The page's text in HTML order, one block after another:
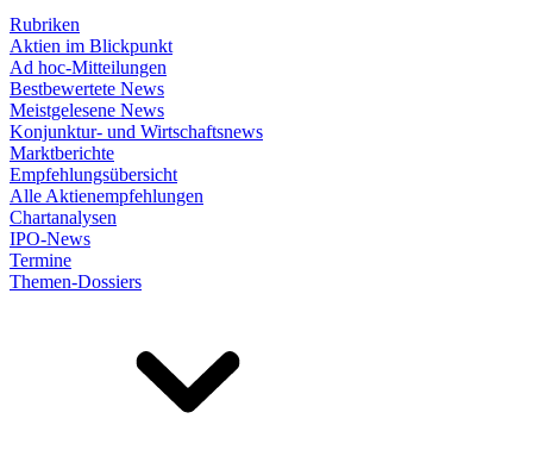
Rubriken
Aktien im Blickpunkt
Ad hoc-Mitteilungen
Bestbewertete News
Meistgelesene News
Konjunktur- und Wirtschaftsnews
Marktberichte
Empfehlungsübersicht
Alle Aktienempfehlungen
Chartanalysen
IPO-News
Termine
Themen-Dossiers